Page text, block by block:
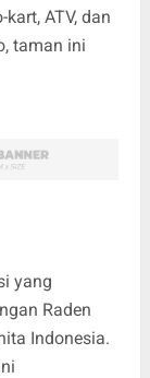
ATV, dan
taman ini
yang
Raden
Indonesia.